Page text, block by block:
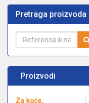
Pretraga proizvoda
Proizvodi
Za kuće,